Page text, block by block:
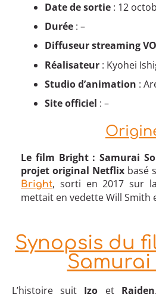
Date de sortie : 12
Durée : –
Diffuseur streaming
Réalisateur : Kyohei
Studio d’animation :
Site officiel : –
Le film Bright : Samurai
projet original Netflix basé
Bright, sorti en 2017 sur
mettait en vedette Will Smith
Synopsis du
Samurai
L’histoire suit Izo et Raiden